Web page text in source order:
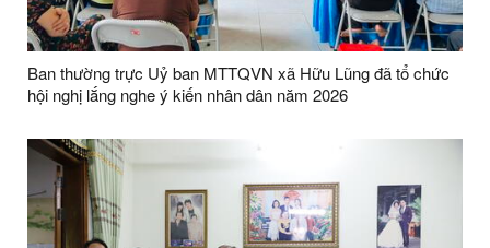
Ban thường trực Uỷ ban MTTQVN xã Hữu Lũng đã tổ chức
hội nghị lắng nghe ý kiến nhân dân năm 2026